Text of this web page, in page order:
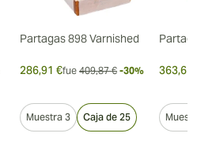
Partagas 898 Varnished
286,91 €fue 409,87 € -30%
Muestra 3 Caja de 25
363,65